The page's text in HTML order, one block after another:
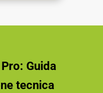
Guida
tecnica